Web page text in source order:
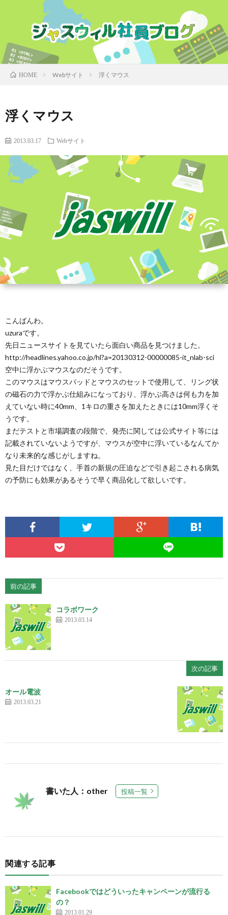
HOME Webサイト 浮くマウス
浮くマウス
2013.03.17 Webサイト
こんばんわ。
uzuraです。
先日ニュースサイトを見ていたら面白い商品を見つけました。
http://headlines.yahoo.co.jp/hl?a=20130312-00000085-it_nlab-sci
空中に浮かぶマウスなのだそうです。
このマウスはマウスパッドとマウスのセットで使用して、リング状
の磁石の力で浮かぶ仕組みになっており、浮かぶ高さは何も力を加
えていない時に40mm、1キロの重さを加えたときには10mm浮くそ
うです。
まだテストと市場調査の段階で、発売に関しては公式サイト等には
記載されていないようですが、マウスが空中に浮いているなんてか
なり未来的な感じがしますね。
見た目だけではなく、手首の新規の圧迫などで引き起こされる病気
の予防にも効果があるそうで早く商品化して欲しいです。
前の記事
コラボワーク
2013.03.14
次の記事
オール電波
2013.03.21
書いた人：other 投稿一覧
関連する記事
Facebookではどういったキャンペーンが流行る
の？
2013.01.29